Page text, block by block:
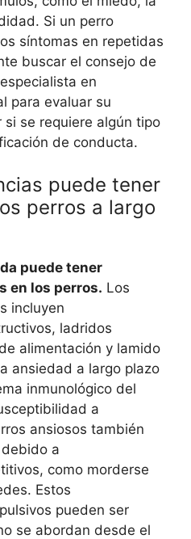
Si un perro
síntomas en repetidas
buscar el consejo de
en
para evaluar su
se requiere algún tipo
de conducta.
puede tener
perros a largo
puede tener
en los perros. Los
incluyen
ladridos
alimentación y lamido
ansiedad a largo plazo
inmunológico del
a
ansiosos también
a
como morderse
Estos
pueden ser
se abordan desde el